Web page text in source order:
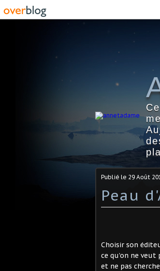
Publié le 29 Août
Peau
Choisir son
ce qu’on ne
et ne pas